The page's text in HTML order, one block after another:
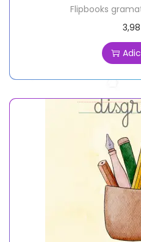
Flipbooks